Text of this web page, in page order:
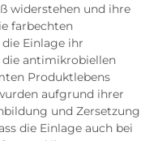
widerstehen und ihre
farbechten
Einlage ihr
die antimikrobiellen
Produktlebens
aufgrund ihrer
und Zersetzung
die Einlage auch bei